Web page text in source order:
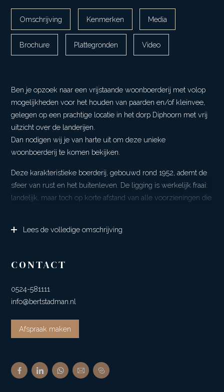
Omschrijving Kenmerken Media
Brochure Plattegronden Video
Ben je opzoek naar een vrijstaande woonboerderij met volop
mogelijkheden voor het houden van paarden en/of kleinvee,
gelegen op een prachtige locatie in het dorp Diphoorn met vrij
uitzicht over de landerijen.
Dan nodigen wij je van harte uit om deze unieke
woonboerderij te komen bekijken.
Deze karakteristieke boerderij, gebouwd rond 1952, ademt de
sfeer van rust en het buitenleven. De ligging is werkelijk fraai:
landelijk, maar toch op korte afstand van alle voorzieningen die
royale kavel van ruim 1,8 hectare een bijzonder geheel. In de
wooneisen. Recent, in 2024, zijn de muren nageïsoleerd en is
solide basis voor verdere modernisering, zodat je er helemaal
jouw droomplek van kunt maken. Of je nu kiest voor een
mogelijkheden zijn hier eindeloos. De deelruimte met
paardenstallen, deels bezolderd, biedt extra
bijvoorbeeld denkbaar om een deel van deze ruimte bij de
Lees de volledige omschrijving
CONTACT
0524-581111
info@bertstadman.nl
Afspraak maken